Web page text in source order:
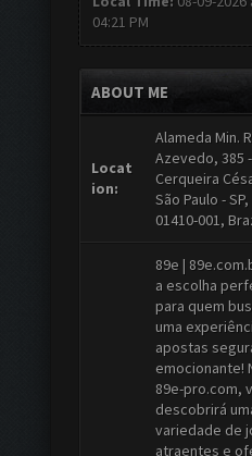
04:21 PM
ABOUT ME
Locat
ion:
Alameda Min.
Azevedo, 385 -
Cerqueira
São Paulo - SP,
01410-001,
89e |
a escolha
para quem
uma
apostas
emocionante!
89e-pro.com,
descobrirá
variedade de
atraentes e